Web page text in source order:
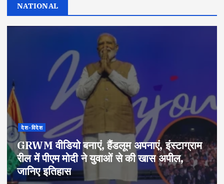
NATIONAL
देश-विदेश
GRWM वीडियो बनाएं, हैंडलूम अपनाएं, इंस्टाग्राम
रील में पीएम मोदी ने युवाओं से की खास अपील,
जानिए इतिहास